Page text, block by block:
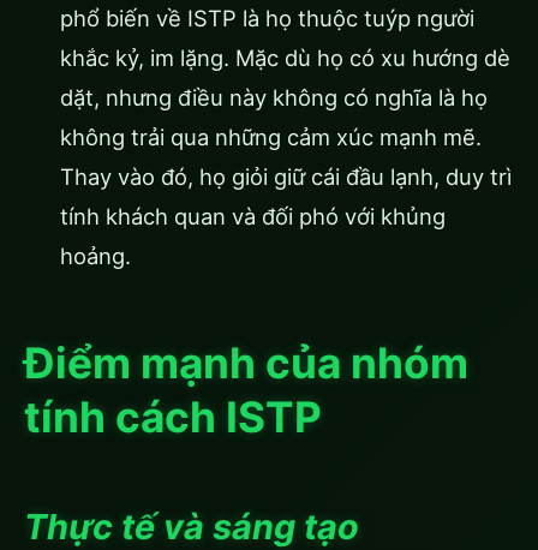
phổ biến về ISTP là họ thuộc tuýp người
khắc kỷ, im lặng. Mặc dù họ có xu hướng dè
dặt, nhưng điều này không có nghĩa là họ
không trải qua những cảm xúc mạnh mẽ.
Thay vào đó, họ giỏi giữ cái đầu lạnh, duy trì
tính khách quan và đối phó với khủng
hoảng.
Điểm mạnh của nhóm
tính cách ISTP
Thực tế và sáng tạo